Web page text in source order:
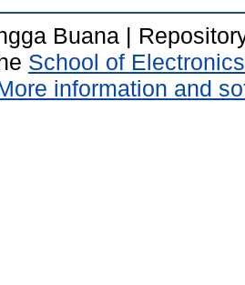
Buana |
School of
information and